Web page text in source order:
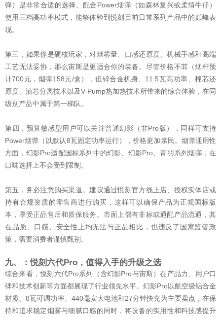
弹）是非常合适的选择。配合Power烟弹（如森林复兴或柔情牛仔）
使用三档高功率模式，能够体验到悦刻目前日常系列产品中的巅峰表
现。
第三，如果你是硬核玩家，对烟雾量、口感还原度、机械手感和高端
工艺无法妥协，那么宙斯是更适合你的装备。尽管价格不菲（烟杆预
计700元，烟弹158元/盒），但锌合金机身、11.5瓦高功率、棉芯还
原度、油芯分离技术以及V-Pump热加热技术所带来的综合体验，在同
级别产品中属于第一梯队。
第四，预算敏感型用户可以关注普通幻影（非Pro版），同样可支持
Power烟弹（以默认8瓦固定功率运行），价格更加亲民。烟弹通用性
方面，幻影Pro适配国标系列中的幻影、幻影Pro、青羽系列烟弹，在
口味选择上不会受到限制。
第五，务必注意购买渠道。建议通过悦刻官方线上店、授权实体店或
持有合规资质的零售商进行购买，这样可以确保产品为正规国标版
本，享受正品售后和质保服务。市面上偶有非标或通配产品流通，其
在品质、口感、安全性上均无法与正品相比，也违反了国家监管政
策，需要消费者谨慎甄别。
九、：悦刻六代Pro，值得入手的升级之选
综合来看，悦刻六代Pro系列（含幻影Pro与宙斯）在产品力、用户口
碑和技术创新等方面都展现了行业领先水平。幻影Pro以航空级铝合金
材质、8瓦可调功率、440毫安大电池和27分钟快充为主要卖点，在保
持和追求稳定烟雾与细腻口感的同时，将设备的实用性和科技感提升